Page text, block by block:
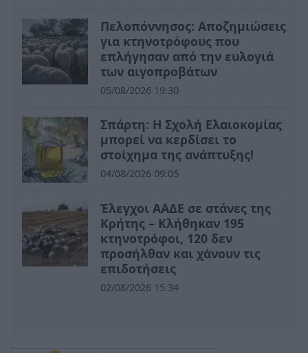
Πελοπόννησος: Αποζημιώσεις
για κτηνοτρόφους που
επλήγησαν από την ευλογιά
των αιγοπροβάτων
05/08/2026 19:30
Σπάρτη: Η Σχολή Ελαιοκομίας
μπορεί να κερδίσει το
στοίχημα της ανάπτυξης!
04/08/2026 09:05
Έλεγχοι ΑΑΔΕ σε στάνες της
Κρήτης – Κλήθηκαν 195
κτηνοτρόφοι, 120 δεν
προσήλθαν και χάνουν τις
επιδοτήσεις
02/08/2026 15:34